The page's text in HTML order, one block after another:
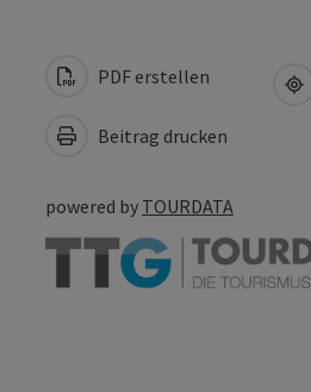
PDF erstellen
Beitrag drucken
powered by TOURDATA